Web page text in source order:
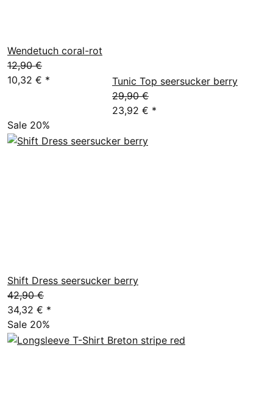
Wendetuch coral-rot
12,90 €
10,32 € *
Tunic Top seersucker berry
29,90 €
23,92 € *
Sale 20%
Shift Dress seersucker berry
42,90 €
34,32 € *
Sale 20%